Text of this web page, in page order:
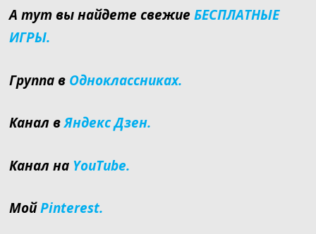
А тут вы найдете свежие БЕСПЛАТНЫЕ
ИГРЫ.
Группа в Одноклассниках.
Канал вЯндекс Дзен.
Канал на YouTube.
МойPinterest.